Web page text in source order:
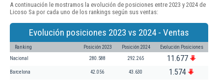
A continuación le mostramos la evolución de posiciones entre 2023 y 2024 de
Licoso Sa por cada uno de los rankings según sus ventas:
Evolución posiciones 2023 vs 2024 - Ventas
Ranking Posición 2023 Posición 2024 Evolución Posiciones
Nacional 280.588 292.265 11.677
Barcelona 42.056 43.630 1.574